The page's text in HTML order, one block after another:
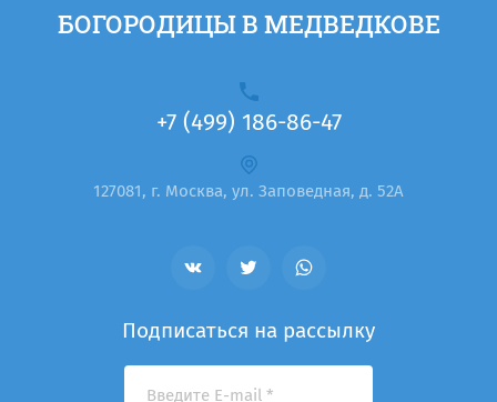
+7 (499) 186-86-47
127081, г. Москва, ул. Заповедная, д. 52А
БОГОРОДИЦЫ В МЕДВЕДКОВЕ
Подписаться на рассылку